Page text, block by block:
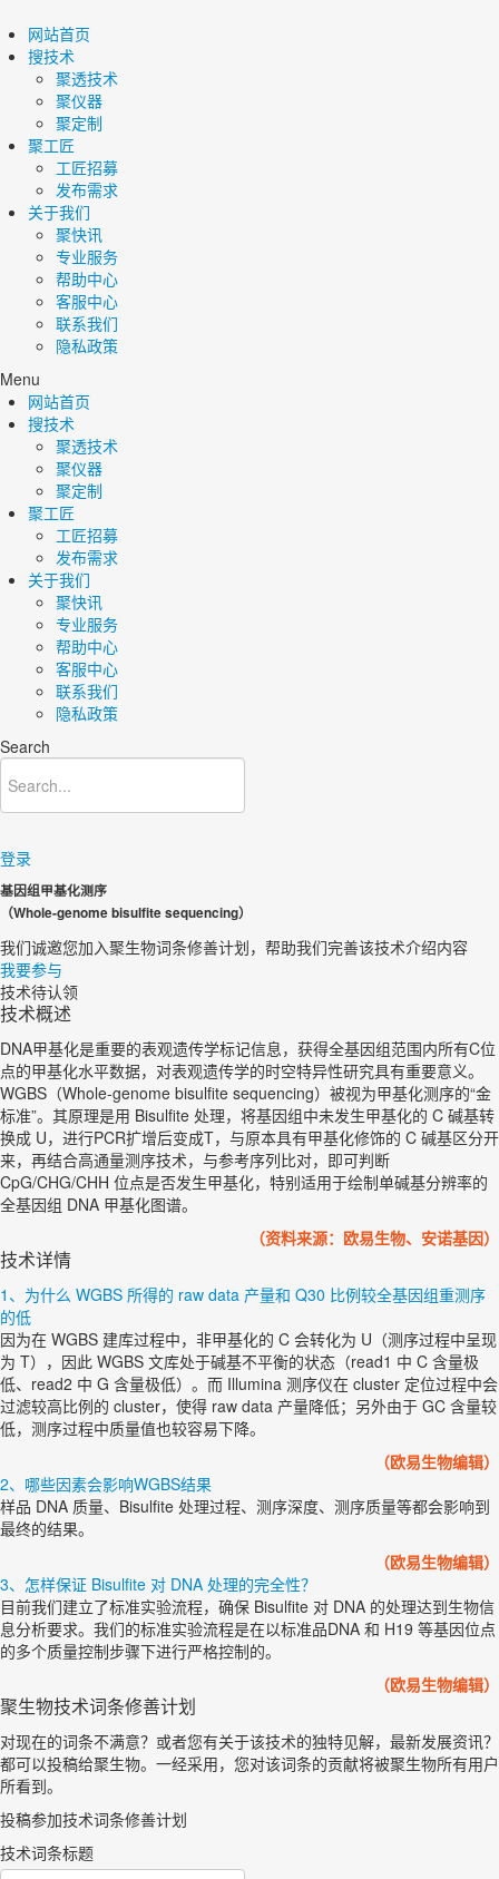
网站首页
搜技术
聚透技术
聚仪器
聚定制
聚工匠
工匠招募
发布需求
关于我们
聚快讯
专业服务
帮助中心
客服中心
联系我们
隐私政策
Menu
网站首页
搜技术
聚透技术
聚仪器
聚定制
聚工匠
工匠招募
发布需求
关于我们
聚快讯
专业服务
帮助中心
客服中心
联系我们
隐私政策
Search
登录
基因组甲基化测序
（Whole-genome bisulfite sequencing）
我们诚邀您加入聚生物词条修善计划，帮助我们完善该技术介绍内容
我要参与
技术待认领
技术概述
DNA甲基化是重要的表观遗传学标记信息，获得全基因组范围内所有C位
点的甲基化水平数据，对表观遗传学的时空特异性研究具有重要意义。
WGBS（Whole-genome bisulfite sequencing）被视为甲基化测序的“金
标准”。其原理是用 Bisulfite 处理，将基因组中未发生甲基化的 C 碱基转
换成 U，进行PCR扩增后变成T，与原本具有甲基化修饰的 C 碱基区分开
来，再结合高通量测序技术，与参考序列比对，即可判断
CpG/CHG/CHH 位点是否发生甲基化，特别适用于绘制单碱基分辨率的
全基因组 DNA 甲基化图谱。
（资料来源：欧易生物、安诺基因）
技术详情
1、为什么 WGBS 所得的 raw data 产量和 Q30 比例较全基因组重测序
的低
因为在 WGBS 建库过程中，非甲基化的 C 会转化为 U（测序过程中呈现
为 T），因此 WGBS 文库处于碱基不平衡的状态（read1 中 C 含量极
低、read2 中 G 含量极低）。而 Illumina 测序仪在 cluster 定位过程中会
过滤较高比例的 cluster，使得 raw data 产量降低；另外由于 GC 含量较
低，测序过程中质量值也较容易下降。
（欧易生物编辑）
2、哪些因素会影响WGBS结果
样品 DNA 质量、Bisulfite 处理过程、测序深度、测序质量等都会影响到
最终的结果。
（欧易生物编辑）
3、怎样保证 Bisulfite 对 DNA 处理的完全性？
目前我们建立了标准实验流程，确保 Bisulfite 对 DNA 的处理达到生物信
息分析要求。我们的标准实验流程是在以标准品DNA 和 H19 等基因位点
的多个质量控制步骤下进行严格控制的。
（欧易生物编辑）
聚生物技术词条修善计划
对现在的词条不满意？或者您有关于该技术的独特见解，最新发展资讯？
都可以投稿给聚生物。一经采用，您对该词条的贡献将被聚生物所有用户
所看到。
投稿参加技术词条修善计划
技术词条标题